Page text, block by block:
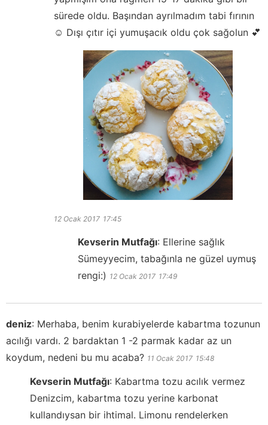
sürede oldu. Başından ayrılmadım tabi fırının
☺️ Dışı çıtır içi yumuşacık oldu çok sağolun 💕
12 Ocak 2017 17:45
Kevserin Mutfağı: Ellerine sağlık
Sümeyyecim, tabağınla ne güzel uymuş
rengi:) 12 Ocak 2017 17:49
deniz: Merhaba, benim kurabiyelerde kabartma tozunun
acılığı vardı. 2 bardaktan 1 -2 parmak kadar az un
koydum, nedeni bu mu acaba? 11 Ocak 2017 15:48
Kevserin Mutfağı: Kabartma tozu acılık vermez
Denizcim, kabartma tozu yerine karbonat
kullandıysan bir ihtimal. Limonu rendelerken